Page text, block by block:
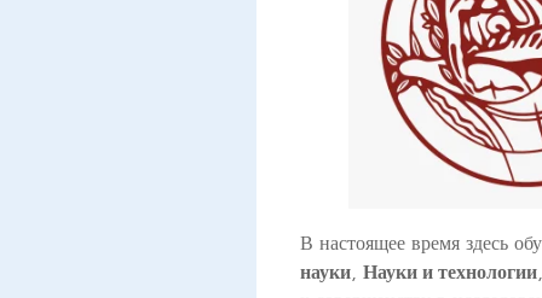
В настоящее время здесь
науки Науки и технологии